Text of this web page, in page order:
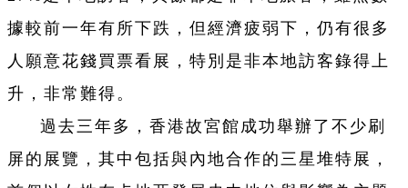
據較前一年有所下跌，但經濟疲弱下，仍有很多
人願意花錢買票看展，特別是非本地訪客錄得上
升，非常難得。
過去三年多，香港故宮館成功舉辦了不少刷
屏的展覽，其中包括與內地合作的三星堆特展，